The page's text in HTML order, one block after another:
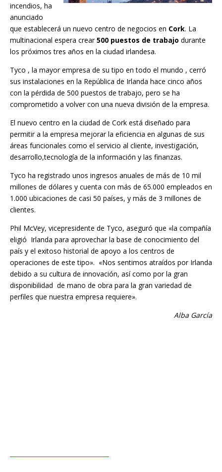
incendios, ha
anunciado
que establecerá un nuevo centro de negocios en Cork. La
multinacional espera crear500 puestos de trabajo durante
los próximos tres años en la ciudad irlandesa.
Tyco , la mayor empresa de su tipo en todo el mundo , cerró
sus instalaciones en la República de Irlanda hace cinco años
con la pérdida de 500 puestos de trabajo, pero se ha
comprometido a volver con una nueva división de la empresa.
El nuevo centro en la ciudad de Cork está diseñado para
permitir a la empresa mejorar la eficiencia en algunas de sus
áreas funcionales como el servicio al cliente, investigación,
desarrollo,tecnología de la información y las finanzas.
Tyco ha registrado unos ingresos anuales de más de 10 mil
millones de dólares y cuenta con más de 65.000 empleados en
1.000 ubicaciones de casi 50 países, y más de 3 millones de
clientes.
Phil McVey, vicepresidente de Tyco, aseguró que «la compañía
eligió Irlanda para aprovechar la base de conocimiento del
país y el exitoso historial de apoyo a los centros de
operaciones de este tipo». «Nos sentimos atraídos por Irlanda
debido a su cultura de innovación, así como por la gran
disponibilidad de mano de obra para la gran variedad de
perfiles que nuestra empresa requiere».
Alba García